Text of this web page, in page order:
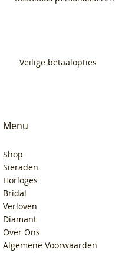
Veilige betaalopties
Menu
Shop
Sieraden
Horloges
Bridal
Verloven
Diamant
Over Ons
Algemene Voorwaarden